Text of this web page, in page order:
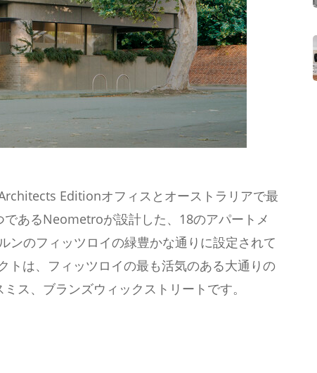
Editionオフィスとオーストラリアで最
あるNeometroが設計した、18のアパートメ
ンのフィッツロイの緑豊かな通りに設定されて
トは、フィッツロイの最も活気のある大通りの
ス、ブランズウィックストリートです。